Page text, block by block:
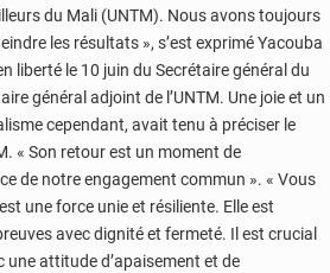
du Mali (UNTM). Nous avons toujours
les résultats », s’est exprimé Yacouba
liberté le 10 juin du Secrétaire général du
général adjoint de l’UNTM. Une joie et un
cependant, avait tenu à préciser le
« Son retour est un moment de
de notre engagement commun ». « Vous
une force unie et résiliente. Elle est
avec dignité et fermeté. Il est crucial
une attitude d’apaisement et de